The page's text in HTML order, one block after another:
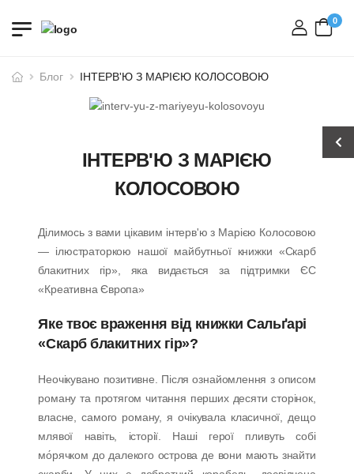
вхід
0
Блог ІНТЕРВ'Ю З МАРІЄЮ КОЛОСОВОЮ
ІНТЕРВ'Ю З МАРІЄЮ
КОЛОСОВОЮ
Ділимось з вами цікавим інтерв'ю з Марією Колосовою
— ілюстраторкою нашої майбутньої книжки «Скарб
блакитних гір», яка видається за підтримки ЄС
«Креативна Європа»
Яке твоє враження від книжки Сальґарі
«Скарб блакитних гір»?
Неочікувано позитивне. Після ознайомлення з описом
роману та протягом читання перших десяти сторінок,
власне, самого роману, я очікувала класичної, дещо
млявої навіть, історії. Наші герої пливуть собі
мо́рячком до далекого острова де вони мають знайти